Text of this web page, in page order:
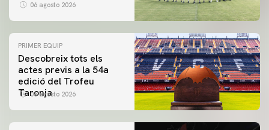
06 agosto 2026
PRIMER EQUIP
Descobreix tots els
actes previs a la 54a
edició del Trofeu
Taronja
06 agosto 2026